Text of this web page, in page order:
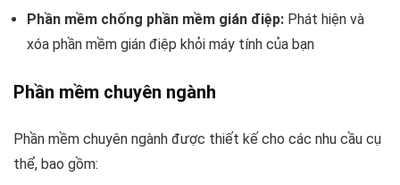
Phần mềm chống phần mềm gián điệp: Phát hiện và
xóa phần mềm gián điệp khỏi máy tính của bạn
Phần mềm chuyên ngành
Phần mềm chuyên ngành được thiết kế cho các nhu cầu cụ
thể, bao gồm: